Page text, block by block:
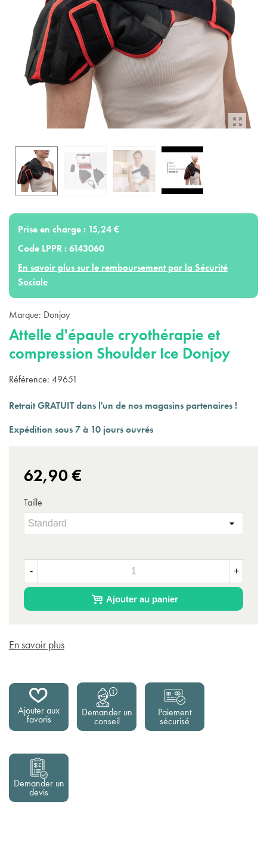
Prise en charge : 15,24 €
Code LPPR :6143060
En savoir plus sur le remboursement par la Sécurité
Sociale
Marque: Donjoy
Attelle d'épaule cryothérapie et
compression Shoulder Ice Donjoy
Référence: 49651
Retrait GRATUIT dans l'un de nos magasins partenaires !
Expédition sous 7 à 10 jours ouvrés
62,90 €
- +
Ajouter au panier
Taille
En savoir plus
Ajouter aux
favoris
Demander un
conseil
Paiement
sécurisé
Demander un
devis